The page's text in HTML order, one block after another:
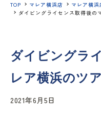
TOP マレア横浜店
マレア横
ダイビングライセンス取得後の
ダイビングラ
レア横浜のツ
2021年6月5日